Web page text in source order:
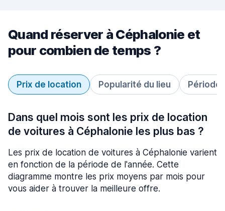
Quand réserver à Céphalonie et
pour combien de temps ?
Prix de location Popularité du lieu Période
Dans quel mois sont les prix de location
de voitures à Céphalonie les plus bas ?
Les prix de location de voitures à Céphalonie varient
en fonction de la période de l'année. Cette
diagramme montre les prix moyens par mois pour
vous aider à trouver la meilleure offre.